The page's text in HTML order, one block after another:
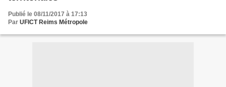
Publié le 08/11/2017 à 17:13
Par UFICT Reims Métropole